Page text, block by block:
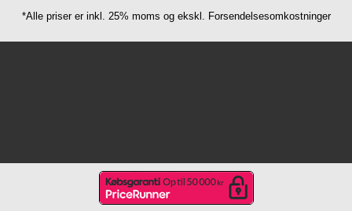
*Alle priser er inkl. 25% moms og ekskl. Forsendelsesomkostninger